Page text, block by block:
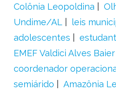
Colônia Leopoldina
Undime/AL
leis
adolescentes
EMEF Valdici Alves Baier
coordenador
semiárido
Amazônia